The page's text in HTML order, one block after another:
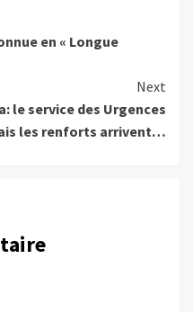
en « Longue
Next
le service des Urgences
les renforts arrivent…